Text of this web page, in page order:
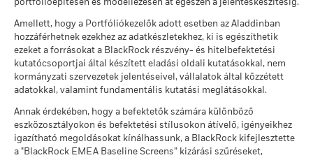
A teljesítmény a folyó költségek levonása után értendő. A
számításokban az esetleges jegyzési /visszaváltási díjak nem
szerepelnek.
A számadatok a múltbeli teljesítményre vonatkoznak.A
múltbeli teljesítmény nem jelent megbízható útmutatást a
jövőbeli teljesítményre nézve. Előfordulhat, hogy a piacok a
jövőben egészen máshogy fejlődnek. Abban segíthet Önnek,
hogy felmérje, hogyan kezelték az alapot a múltban
Stressz
Ezt az összeget kaphatja vissza a költségek
Éves átlagos hozam
Kedvezőtlen
Ezt az összeget kaphatja vissza a költségek
Éves átlagos hozam
Mérsékelt
Ezt az összeget kaphatja vissza a költségek
Éves átlagos hozam
Kedvező
Ezt az összeget kaphatja vissza a költségek
Tekintse át a fenntarthatósági jellemzőket alátámasztó MSCI
módszereket azalábbi linkek segítségével.
MSCI ESG Alapminősítés
(AAA–CCC)
ekkor: 2026. júl. 17.
MSCI ESG minőségi
pontszám (0–10)
ekkor: 2026. júl. 17.
6,85
ekkor: 2026. jún. 30.
ekkor: 2026. jún. 30.
MSCI - Az ENSZ Globális
Megállapodásának elveinek
ekkor: 2026. jún. 30.
0,00%
MSCI - Termikus szén
ekkor: 2026. jún. 30.
0,00%
Összes dokumentum
portfólióépítésen és modellezésen át egészen a jelentéskészítésig.
Amellett, hogy a Portfóliókezelők adott esetben az Aladdinban
hozzáférhetnek ezekhez az adatkészletekhez, ki is egészíthetik
ezeket a forrásokat a BlackRock részvény- és hitelbefektetési
kutatócsoportjai által készített eladási oldali kutatásokkal, nem
kormányzati szervezetek jelentéseivel, vállalatok által közzétett
adatokkal, valamint fundamentális kutatási meglátásokkal.
Annak érdekében, hogy a befektetők számára különböző
eszközosztályokon és befektetési stílusokon átívelő, igényeikhez
igazítható megoldásokat kínálhassunk, a BlackRock kifejlesztette
a "BlackRock EMEA Baseline Screens” kizárási szűréseket,